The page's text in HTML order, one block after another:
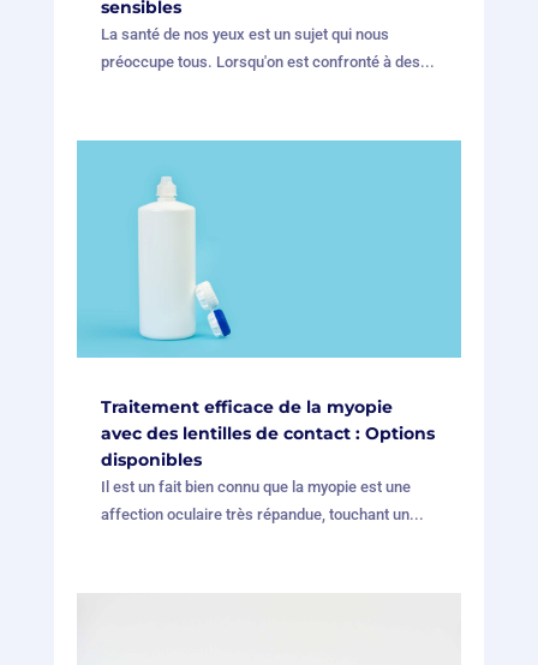
sensibles
La santé de nos yeux est un sujet qui nous
préoccupe tous. Lorsqu'on est confronté à des...
Traitement efficace de la myopie
avec des lentilles de contact : Options
disponibles
Il est un fait bien connu que la myopie est une
affection oculaire très répandue, touchant un...